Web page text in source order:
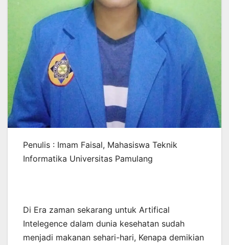
Penulis : Imam Faisal, Mahasiswa Teknik
Informatika Universitas Pamulang
Di Era zaman sekarang untuk Artifical
Intelegence dalam dunia kesehatan sudah
menjadi makanan sehari-hari, Kenapa demikian